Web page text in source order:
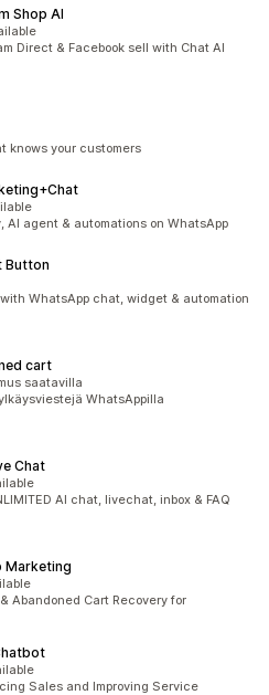
Shop AI
Direct & Facebook sell with Chat AI
knows your customers
AI agent & automations on WhatsApp
Button
WhatsApp chat, widget & automation
cart
saatavilla
WhatsAppilla
Chat
AI chat, livechat, inbox & FAQ
Marketing
Abandoned Cart Recovery for
Sales and Improving Service